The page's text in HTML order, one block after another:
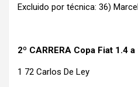
Excluido por técnica: 36)
2º CARRERA Copa Fiat 1.4 a
1 72 Carlos De Ley